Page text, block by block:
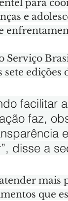
para
e
Serviço
sete edições
facilitar
faz,
disse a
mais
que